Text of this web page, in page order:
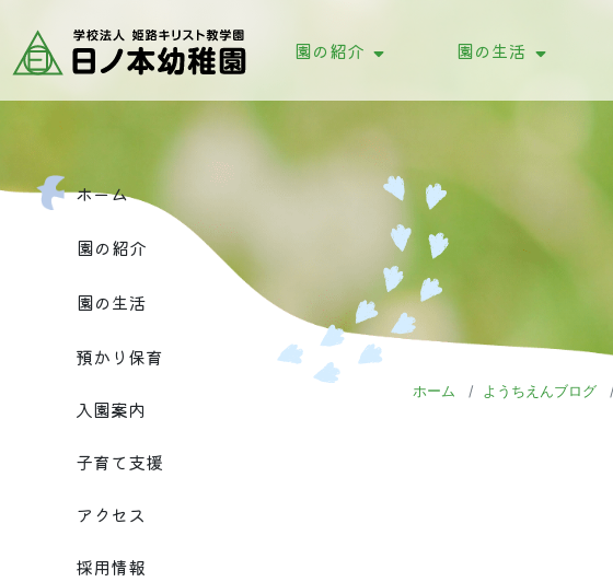
園の紹介
教育理念・目標
これまでの歩み
園の生活
ホーム
園の紹介
園の生活
預かり保育
入園案内
子育て支援
アクセス
採用情報
ホーム ようちえんブログ